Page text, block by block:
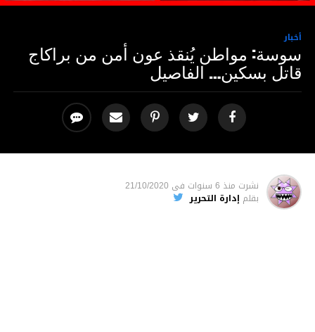
أخبار
سوسة: مواطن يُنقذ عون أمن من براكاج
قاتل بسكين… الفاصيل
نشرت منذ 6 سنوات فى 21/10/2020
بقلم إدارة التحرير